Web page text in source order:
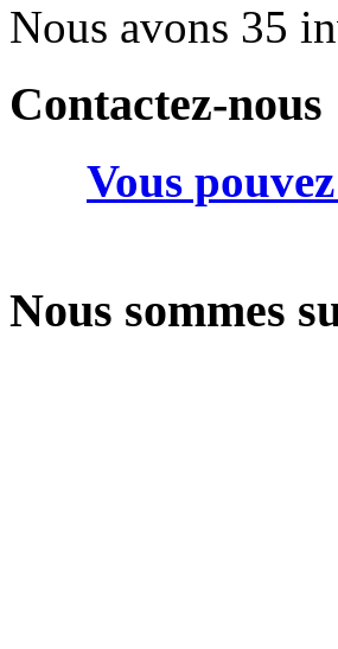
Nous avons 35
Contactez-nous
Vous
Nous sommes